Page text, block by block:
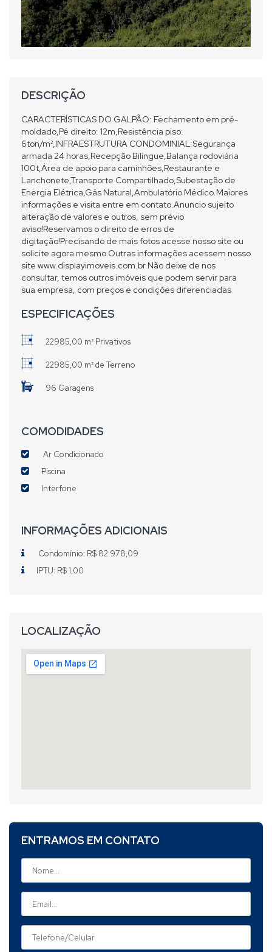
DESCRIÇÃO
CARACTERÍSTICAS DO GALPÃO: Fechamento em pré-
moldado,Pé direito: 12m,Resistência piso:
6ton/m²,INFRAESTRUTURA CONDOMINIAL:Segurança
armada 24 horas,Recepção Bilíngue,Balança rodoviária
100t,Área de apoio para caminhões,Restaurante e
Lanchonete,Transporte Compartilhado,Subestação de
Energia Elétrica,Gás Natural,Ambulatório Médico.Maiores
informações e visita entre em contato.Anuncio sujeito
alteração de valores e outros, sem prévio
aviso!Reservamos o direito de erros de
digitação!Precisando de mais fotos acesse nosso site ou
solicite agora mesmo.Outras informações acessem nosso
site www.displayimoveis.com.br.Não deixe de nos
consultar, temos outros imóveis que podem servir para
sua empresa, com preços e condições diferenciadas
ESPECIFICAÇÕES
22985,00 m² Privativos
22985,00 m² de Terreno
96 Garagens
COMODIDADES
Ar Condicionado
Piscina
Interfone
INFORMAÇÕES ADICIONAIS
Condomínio: R$ 82.978,09
IPTU: R$ 1,00
LOCALIZAÇÃO
ENTRAMOS EM CONTATO